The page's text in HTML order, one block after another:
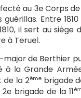
au 3e Corps
Entre
il sert au
à Teruel.
major de Berthier
la Grande
la 2èmebrigade
brigade de la 11